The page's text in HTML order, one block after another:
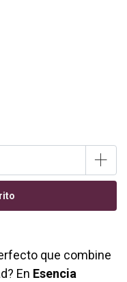
+
que combine
En Esencia